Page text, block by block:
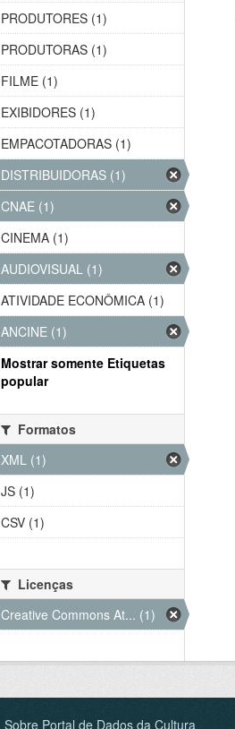
PRODUTORES (1)
PRODUTORAS (1)
FILME (1)
EXIBIDORES (1)
EMPACOTADORAS (1)
DISTRIBUIDORAS (1)
CNAE (1)
CINEMA (1)
AUDIOVISUAL (1)
ATIVIDADE ECONÔMICA (1)
ANCINE (1)
Mostrar somente Etiquetas
popular
Formatos
XML (1)
JS (1)
CSV (1)
Licenças
Creative Commons At... (1)
Sobre Portal de Dados da Cultura